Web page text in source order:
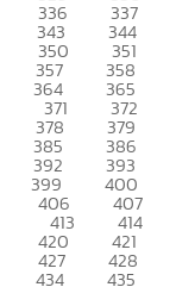
336 337
343 344
350 351
357 358
364 365
371 372
378 379
385 386
392 393
399 400
406 407
413 414
420 421
427 428
434 435